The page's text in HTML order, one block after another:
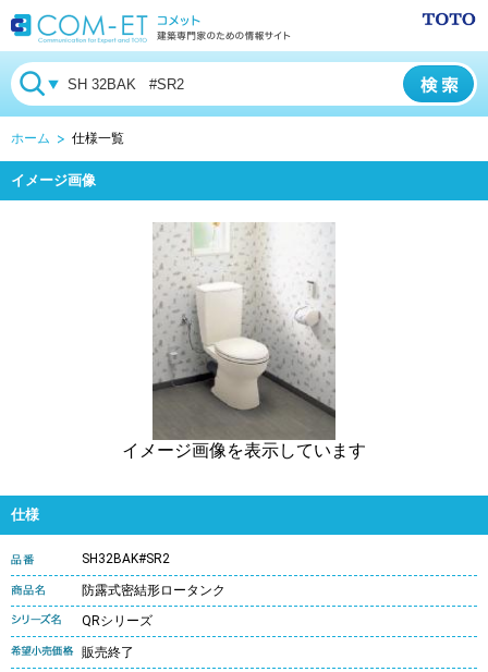
ホーム 仕様一覧
イメージ画像
イメージ画像を表示しています
仕様
SH32BAK#SR2
防露式密結形ロータンク
QRシリーズ
販売終了